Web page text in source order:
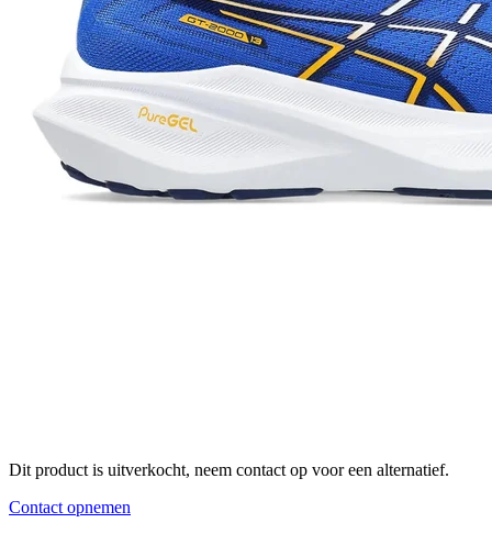
Dit product is uitverkocht, neem contact op voor een alternatief.
Contact opnemen